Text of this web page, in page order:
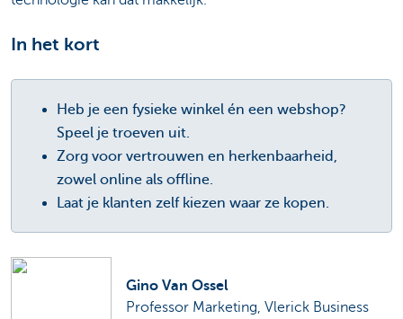
In het kort
Heb je een fysieke winkel én een webshop?
Speel je troeven uit.
Zorg voor vertrouwen en herkenbaarheid,
zowel online als offline.
Laat je klanten zelf kiezen waar ze kopen.
Gino Van Ossel
Professor Marketing, Vlerick Business